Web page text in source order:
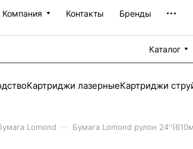
Компания Контакты Бренды
Каталог
Картриджи лазерныеКартриджи
Lomond Бумага Lomond рулон